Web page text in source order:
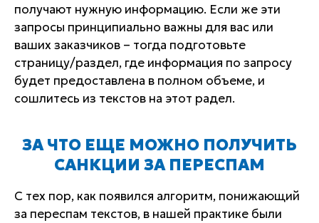
получают нужную информацию. Если же эти
запросы принципиально важны для вас или
ваших заказчиков – тогда подготовьте
страницу/раздел, где информация по запросу
будет предоставлена в полном объеме, и
сошлитесь из текстов на этот радел.
ЗА ЧТО ЕЩЕ МОЖНО ПОЛУЧИТЬ
САНКЦИИ ЗА ПЕРЕСПАМ
С тех пор, как появился алгоритм, понижающий
за переспам текстов, в нашей практике были